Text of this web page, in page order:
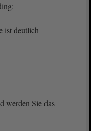
ist deutlich
werden Sie das